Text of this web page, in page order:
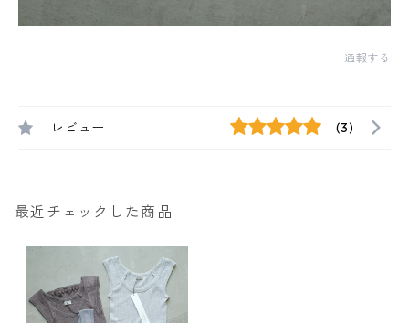
通報する
レビュー (3)
最近チェックした商品